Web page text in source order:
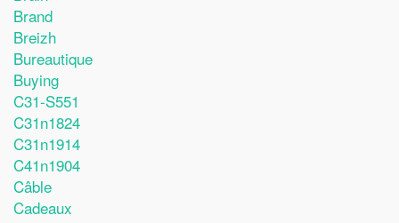
Brand
Breizh
Bureautique
Buying
C31-S551
C31n1824
C31n1914
C41n1904
Câble
Cadeaux